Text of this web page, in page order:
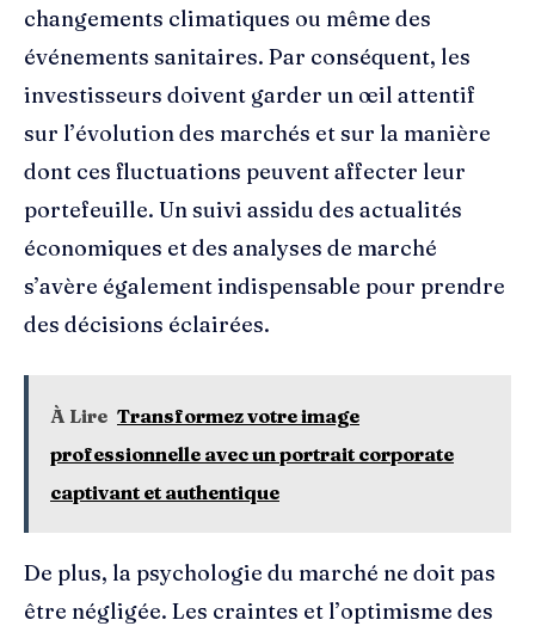
changements climatiques ou même des
événements sanitaires. Par conséquent, les
investisseurs doivent garder un œil attentif
sur l’évolution des marchés et sur la manière
dont ces fluctuations peuvent affecter leur
portefeuille. Un suivi assidu des actualités
économiques et des analyses de marché
s’avère également indispensable pour prendre
des décisions éclairées.
À Lire Transformez votre image
professionnelle avec un portrait corporate
captivant et authentique
De plus, la psychologie du marché ne doit pas
être négligée. Les craintes et l’optimisme des